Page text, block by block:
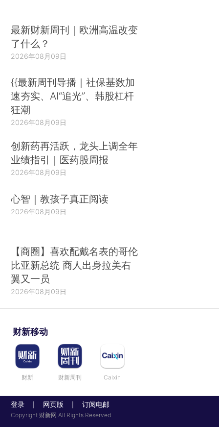
最新财新周刊｜欧洲高温改变
了什么？
2026年08月09日
{{最新周刊导播｜社保基数加
速夯实、AI“追光”、韩股杠杆
狂潮
2026年08月09日
创新药再活跃，龙头上调全年
业绩指引｜医药股周报
2026年08月09日
心智｜教孩子真正阅读
2026年08月09日
【商圈】喜欢配戴名表的哥伦
比亚新总统 商人出身拉美右
翼又一员
2026年08月09日
财新移动
财新 财新周刊 Caixin
登录 网页版 订阅电邮
Copyright 财新网 All Rights Reserved